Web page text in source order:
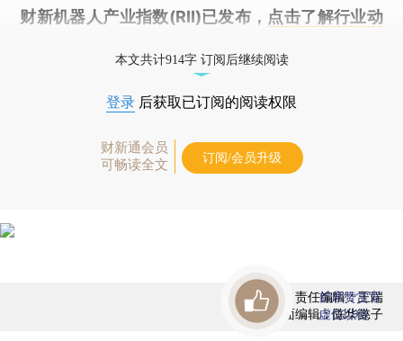
财新机器人产业指数(RII)已发布， 点击了解行业动
本文共计914字 订阅后继续阅读
登录 后获取已订阅的阅读权限
财新通会员
可畅读全文
订阅/会员升级
责任编辑：王端
版面编辑：陈华懿子
首席赞赏官
虚位以待